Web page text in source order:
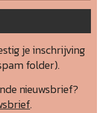
je inschrijving
folder).
nieuwsbrief?
.